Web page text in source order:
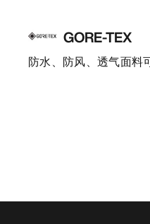
GORE-TEX
防水、防风、透气面料